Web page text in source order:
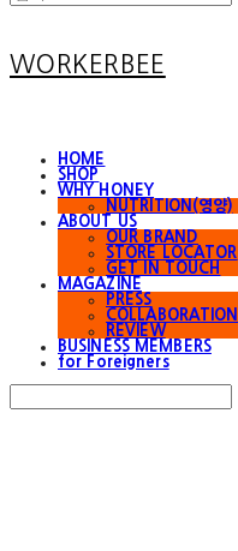
WORKERBEE
HOME
SHOP
WHY HONEY
NUTRITION(영양)
ABOUT US
OUR BRAND
STORE LOCATOR
GET IN TOUCH
MAGAZINE
PRESS
COLLABORATION
REVIEW
BUSINESS MEMBERS
for Foreigners